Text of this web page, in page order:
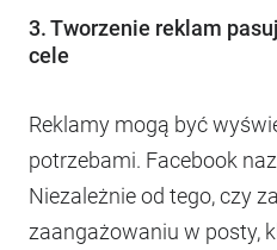
3. Tworzenie reklam
cele
Reklamy mogą być
potrzebami. Facebook
Niezależnie od tego, czy
zaangażowaniu w posty,